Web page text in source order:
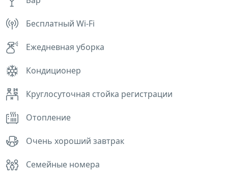
Бесплатный Wi-Fi
Ежедневная уборка
Кондиционер
Круглосуточная стойка регистрации
Отопление
Очень хороший завтрак
Семейные номера